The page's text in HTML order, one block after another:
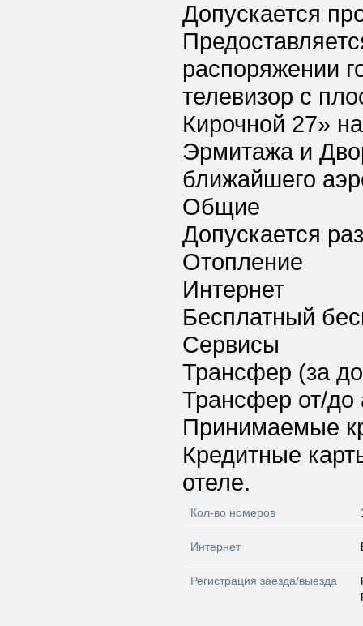
Допускается
распоряжении
телевизор с
Кирочной 27»
Эрмитажа и
ближайшего
Общие
Допускается
Отопление
Интернет
Бесплатный
Сервисы
Трансфер (за
Трансфер от/до
Принимаемые
Кредитные
отеле.
Кол-во номеров
Интернет
Регистрация заезда/выезда